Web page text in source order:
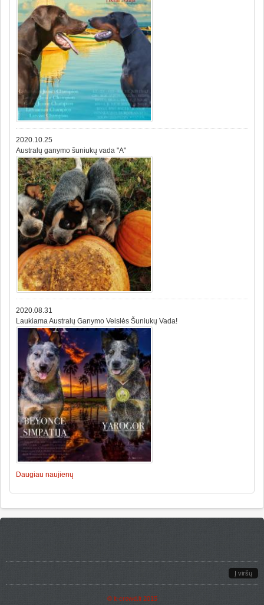
2020.10.25
Australų ganymo šuniukų vada "A"
2020.08.31
Laukiama Australų Ganymo Veislės Šuniukų Vada!
Daugiau naujienų
Į viršų
© it-crowd.lt2015